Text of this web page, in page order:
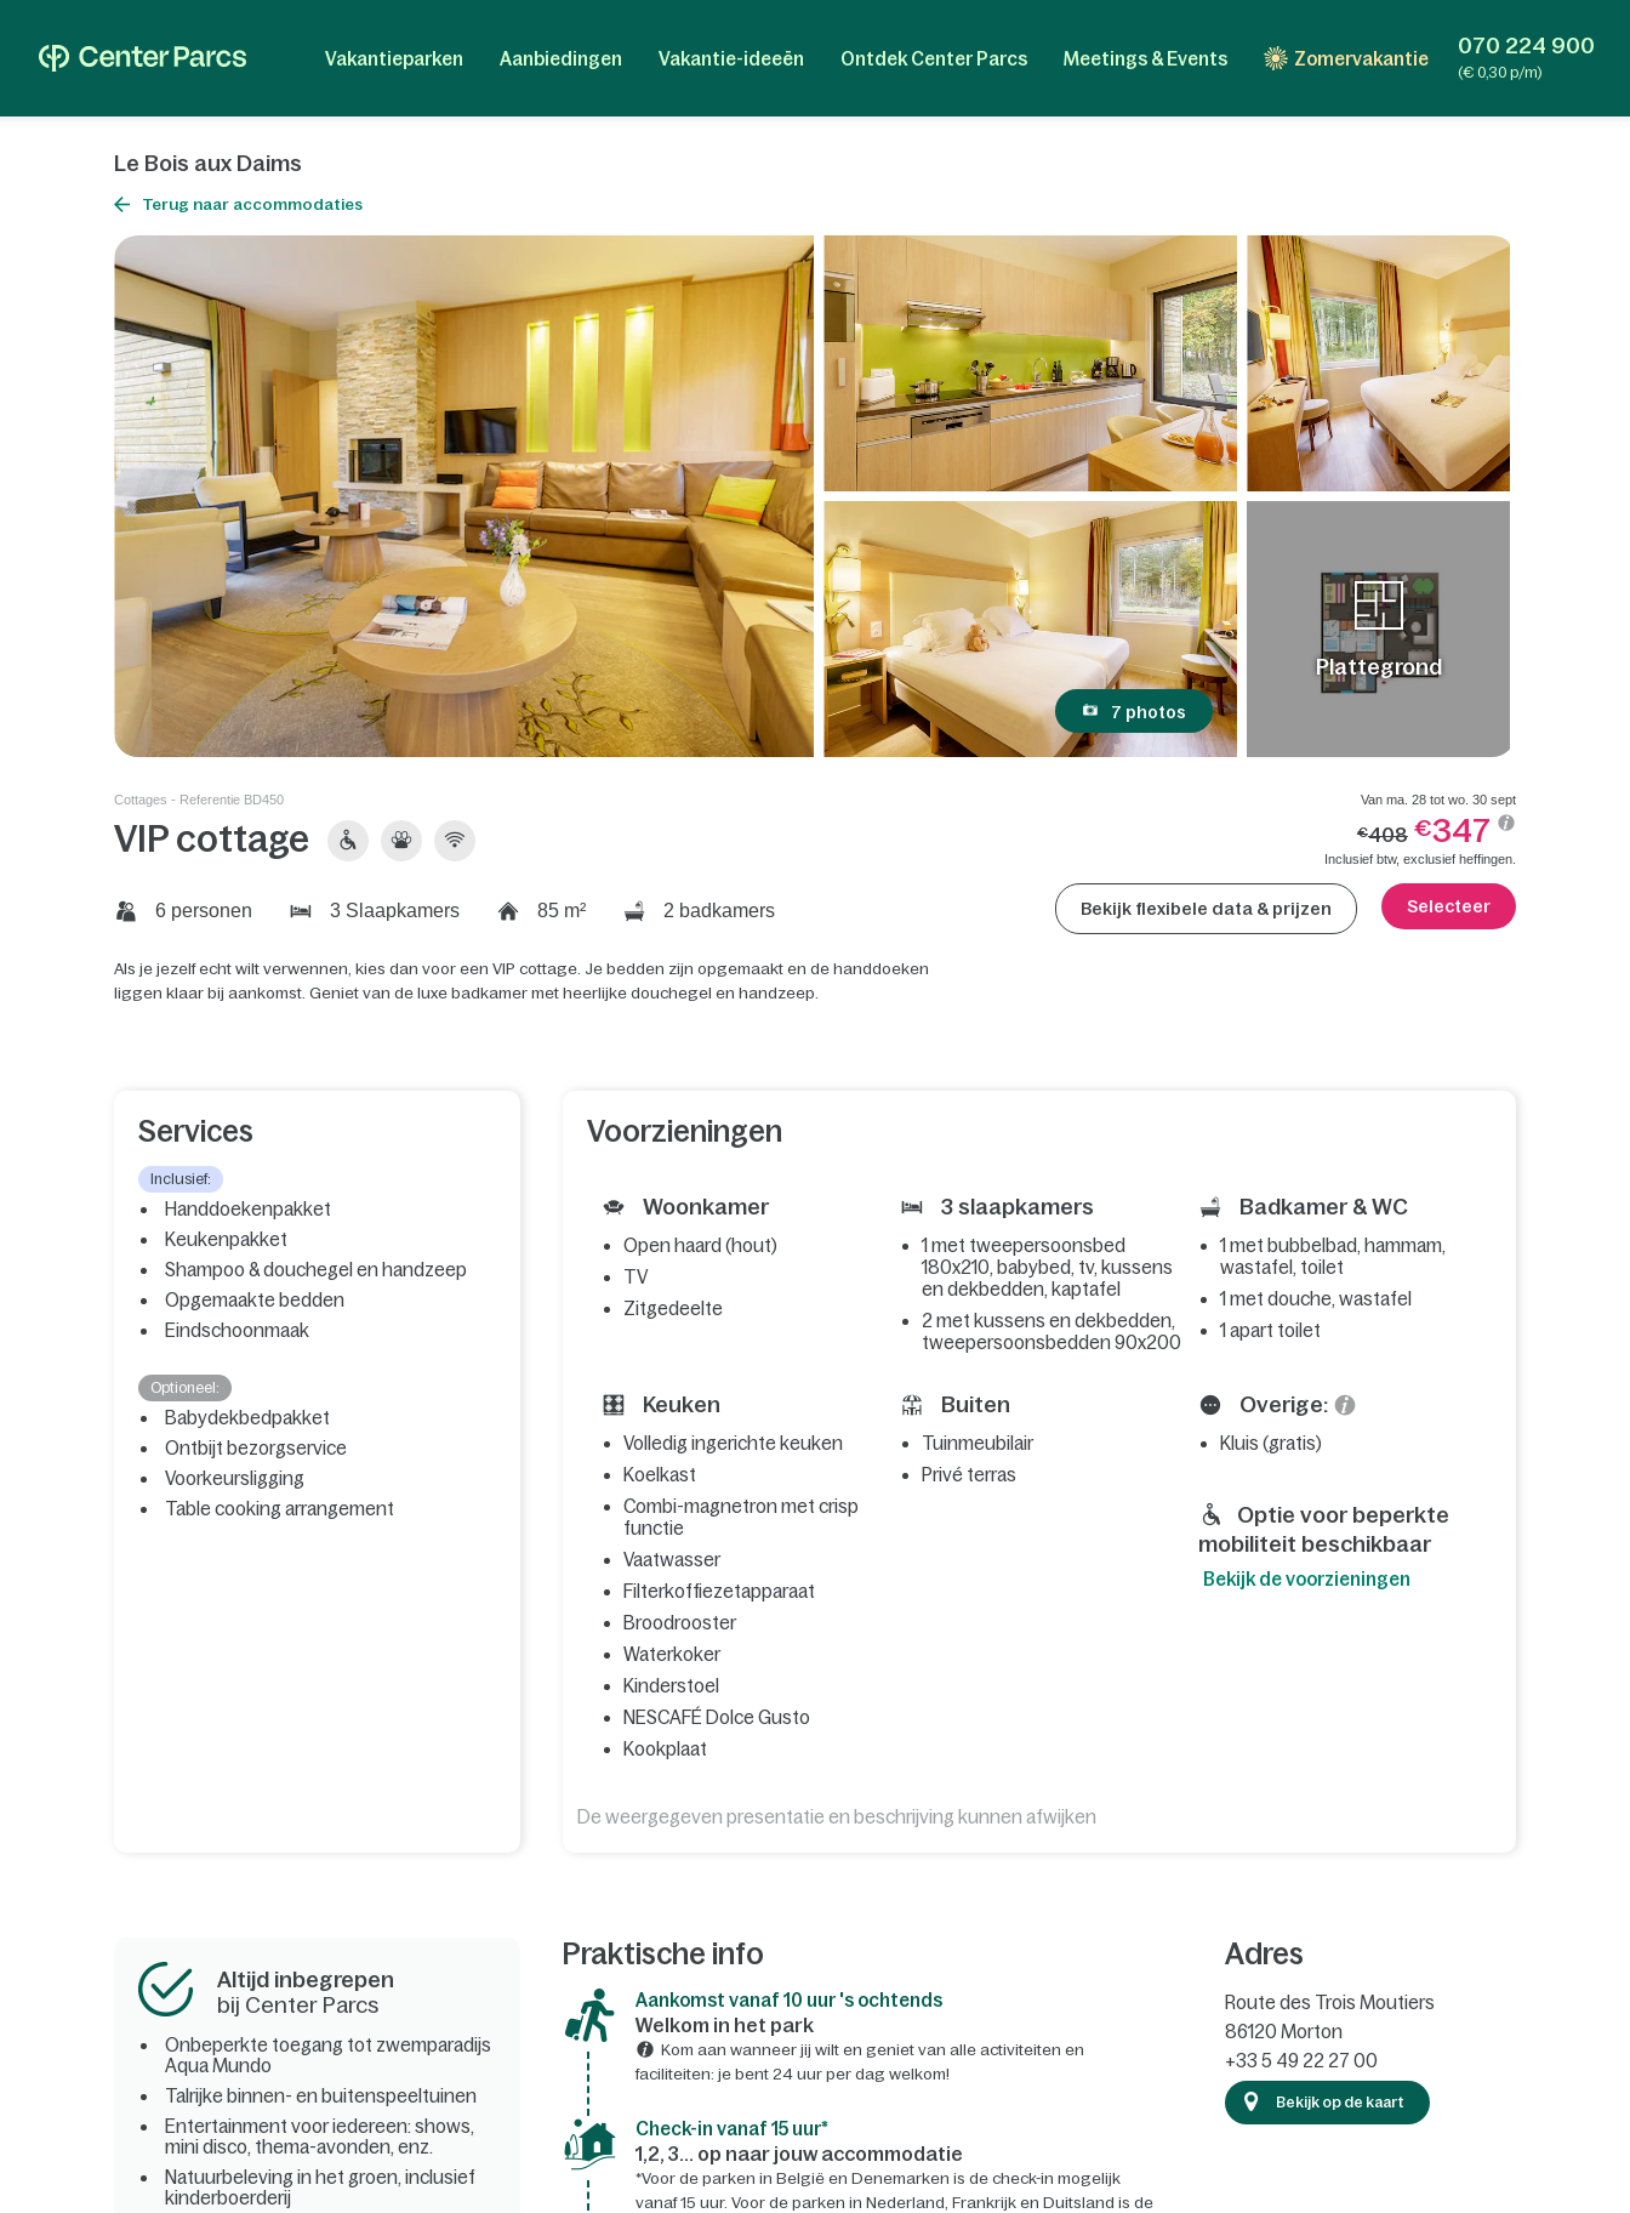
Vakantieparken Aanbiedingen Vakantie-ideeën Ontdek Center Parcs Meetings & Events Zomervakantie 070 224 900
(€ 0,30 p/m)
Le Bois aux Daims
Terug naar accommodaties
7 photos
Plattegrond
Cottages - Referentie BD450
VIP cottage
6 personen 3 Slaapkamers 85 m² 2 badkamers
Als je jezelf echt wilt verwennen, kies dan voor een VIP cottage. Je bedden zijn opgemaakt en de handdoeken
liggen klaar bij aankomst. Geniet van de luxe badkamer met heerlijke douchegel en handzeep.
Van ma. 28 tot wo. 30 sept
€408 €347
Inclusief btw, exclusief heffingen.
Bekijk flexibele data & prijzen Selecteer
Services
Inclusief:
Handdoekenpakket
Keukenpakket
Shampoo & douchegel en handzeep
Opgemaakte bedden
Eindschoonmaak
Optioneel:
Babydekbedpakket
Ontbijt bezorgservice
Voorkeursligging
Table cooking arrangement
Voorzieningen
Woonkamer
Open haard (hout)
TV
Zitgedeelte
3 slaapkamers
1 met tweepersoonsbed
180x210, babybed, tv, kussens
en dekbedden, kaptafel
2 met kussens en dekbedden,
tweepersoonsbedden 90x200
Badkamer & WC
1 met bubbelbad, hammam,
wastafel, toilet
1 met douche, wastafel
1 apart toilet
Keuken
Volledig ingerichte keuken
Koelkast
Combi-magnetron met crisp
functie
Vaatwasser
Filterkoffiezetapparaat
Broodrooster
Waterkoker
Kinderstoel
NESCAFÉ Dolce Gusto
Kookplaat
Buiten
Tuinmeubilair
Privé terras
Overige:
Kluis (gratis)
Optie voor beperkte
mobiliteit beschikbaar
Bekijk de voorzieningen
De weergegeven presentatie en beschrijving kunnen afwijken
Altijd inbegrepen
bij Center Parcs
Onbeperkte toegang tot zwemparadijs
Aqua Mundo
Talrijke binnen- en buitenspeeltuinen
Entertainment voor iedereen: shows,
mini disco, thema-avonden, enz.
Natuurbeleving in het groen, inclusief
kinderboerderij
Praktische info
Aankomst vanaf 10 uur 's ochtends
Welkom in het park
Kom aan wanneer jij wilt en geniet van alle activiteiten en
faciliteiten: je bent 24 uur per dag welkom!
Check-in vanaf 15 uur*
1,2, 3... op naar jouw accommodatie
*Voor de parken in België en Denemarken is de check-in mogelijk
vanaf 15 uur. Voor de parken in Nederland, Frankrijk en Duitsland is de
Adres
Route des Trois Moutiers
86120 Morton
+33 5 49 22 27 00
Bekijk op de kaart